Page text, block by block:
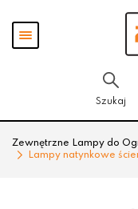
Pokaż
menu
Szukaj
Zewnętrzne Lampy do
Lampy natynkowe